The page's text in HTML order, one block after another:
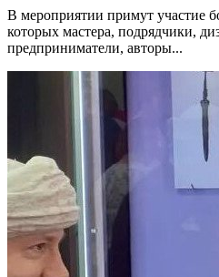
В мероприятии примут участие
которых мастера, подрядчики,
предприниматели, авторы...